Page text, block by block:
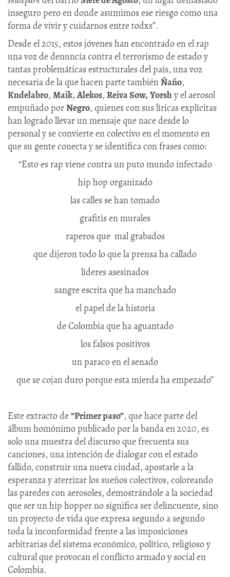
inseguro pero en donde asumimos ese riesgo como una
forma de vivir y cuidarnos entre todxs”.
Desde el 2015, estos jóvenes han encontrado en el rap
una voz de denuncia contra el terrorismo de estado y
tantas problemáticas estructurales del país, una voz
necesaria de la que hacen parte tambiénÑaño,
Kndelabro, Maik, Alekos, Reiva Sow, Yorshy el aerosol
empuñado porNegro, quienes con sus líricas explícitas
han logrado llevar un mensaje que nace desde lo
personal y se convierte en colectivo en el momento en
que su gente conecta y se identifica con frases como:
“Esto es rap viene contra un puto mundo infectado
hip hop organizado
las calles se han tomado
grafitis en murales
raperos que mal grabados
que dijeron todo lo que la prensa ha callado
líderes asesinados
sangre escrita que ha manchado
el papel de la historia
de Colombia que ha aguantado
los falsos positivos
un paraco en el senado
que se cojan duro porque esta mierda ha empezado”
Este extracto de“Primer paso”, que hace parte del
álbum homónimo publicado por la banda en 2020, es
solo una muestra del discurso que frecuenta sus
canciones, una intención de dialogar con el estado
fallido, construir una nueva ciudad, apostarle a la
esperanza y aterrizar los sueños colectivos, coloreando
las paredes con aerosoles, demostrándole a la sociedad
que ser un hip hopper no significa ser delincuente, sino
un proyecto de vida que expresa segundo a segundo
toda la inconformidad frente a las imposiciones
arbitrarias del sistema económico, político, religioso y
cultural que provocan el conflicto armado y social en
Colombia.